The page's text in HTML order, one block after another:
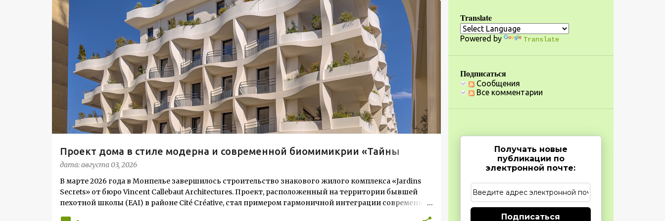
С
о
е
и
я
Проект дома в стиле модерна и современной биомимикрии «Тайны
Жардена»
дата:августа 03, 2026
ЖИЛОЙ КОМПЛЕКС
В марте 2026 года в Монпелье завершилось строительство знакового жилого комплекса «Jardins
Secrets» от бюро Vincent Callebaut Architectures. Проект, расположенный на территории бывшей
пехотной школы (EAI) в районе Cité Créative, стал примером гармоничной интеграции современной
Translate
Powered by Translate
Подписаться
Сообщения
Все комментарии
Получать новые
публикации по
электронной почте:
Подписаться